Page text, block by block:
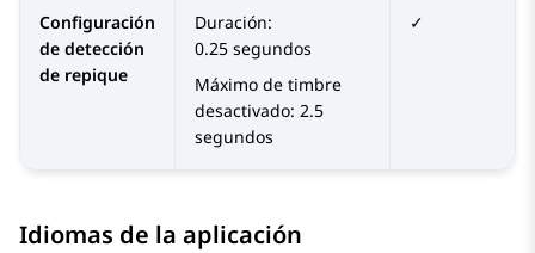
Configuración
de detección
de repique
Duración:
0.25 segundos
Máximo de timbre
desactivado: 2.5
segundos
✓
Idiomas de la aplicación